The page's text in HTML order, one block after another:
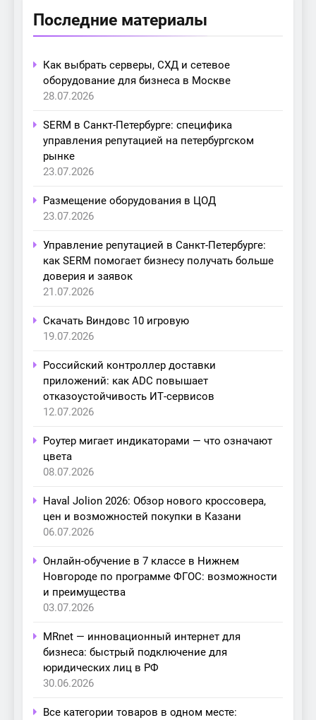
Последние материалы
Как выбрать серверы, СХД и сетевое
оборудование для бизнеса в Москве
28.07.2026
SERM в Санкт-Петербурге: специфика
управления репутацией на петербургском
рынке
23.07.2026
Размещение оборудования в ЦОД
23.07.2026
Управление репутацией в Санкт-Петербурге:
как SERM помогает бизнесу получать больше
доверия и заявок
21.07.2026
Скачать Виндовс 10 игровую
19.07.2026
Российский контроллер доставки
приложений: как ADC повышает
отказоустойчивость ИТ-сервисов
12.07.2026
Роутер мигает индикаторами — что означают
цвета
08.07.2026
Haval Jolion 2026: Обзор нового кроссовера,
цен и возможностей покупки в Казани
06.07.2026
Онлайн-обучение в 7 классе в Нижнем
Новгороде по программе ФГОС: возможности
и преимущества
03.07.2026
MRnet — инновационный интернет для
бизнеса: быстрый подключение для
юридических лиц в РФ
30.06.2026
Все категории товаров в одном месте: